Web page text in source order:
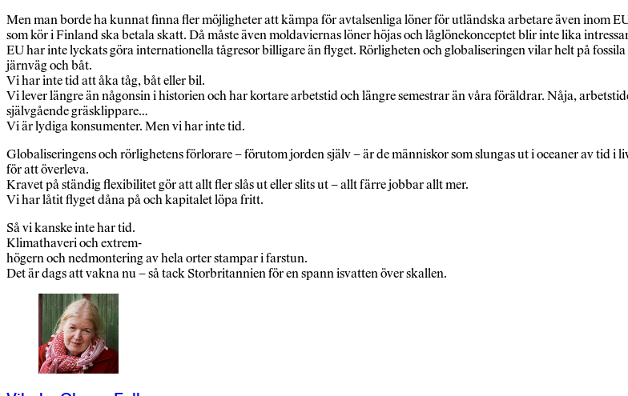
Men man borde ha kunnat finna fler möjligheter att kämpa för avtalsenliga löner för utländska arbetare även inom
som kör i Finland ska betala skatt. Då måste även moldaviernas löner höjas och låglönekonceptet blir inte lika
EU har inte lyckats göra internationella tågresor billigare än flyget. Rörligheten och globaliseringen vilar helt på
järnväg och båt.
Vi har inte tid att åka tåg, båt eller bil.
Vi lever längre än någonsin i historien och har kortare arbetstid och längre semestrar än våra föräldrar. Nåja,
självgående gräsklippare…
Vi är lydiga konsumenter. Men vi har inte tid.
Globaliseringens och rörlighetens förlorare – förutom jorden själv – är de människor som slungas ut i oceaner av tid i
för att överleva.
Kravet på ständig flexibilitet gör att allt fler slås ut eller slits ut – allt färre jobbar allt mer.
Vi har låtit flyget dåna på och kapitalet löpa fritt.
Så vi kanske inte har tid.
Klimathaveri och extrem-
högern och nedmontering av hela orter stampar i farstun.
Det är dags att vakna nu – så tack Storbritannien för en spann isvatten över skallen.